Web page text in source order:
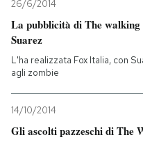
26/6/2014
La pubblicità di The walking
Suarez
L'ha realizzata Fox Italia, con
agli zombie
14/10/2014
Gli ascolti pazzeschi di The